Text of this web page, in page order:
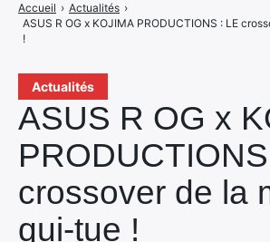
Actualités
ASUS R OG x
crossover de la
qui-tue !
Accueil › Actualités ›
ASUS R OG x KOJIMA PRODUCTIONS : LE
!